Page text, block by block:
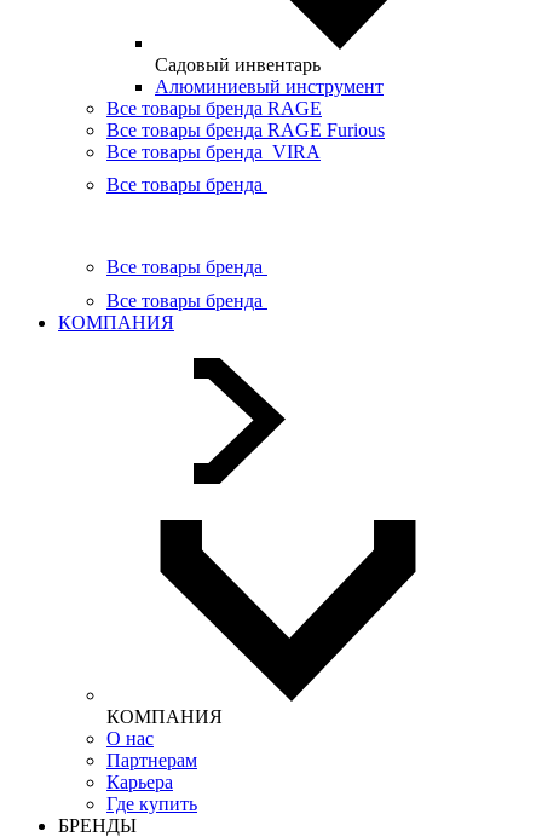
Садовый инвентарь
Алюминиевый инструмент
Все товары бренда RAGE
Все товары бренда RAGE Furious
Все товары бренда VIRA
Все товары бренда
Все товары бренда
Все товары бренда
КОМПАНИЯ
КОМПАНИЯ
О нас
Партнерам
Карьера
Где купить
БРЕНДЫ